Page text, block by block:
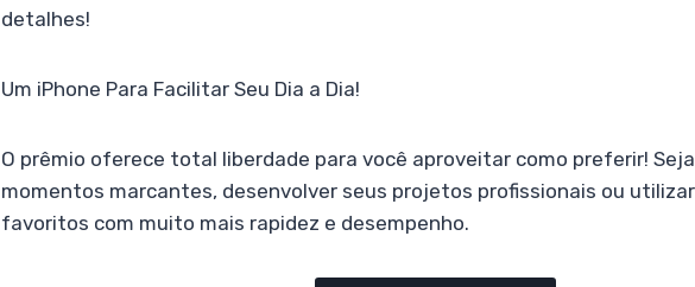
detalhes!
Um iPhone Para Facilitar Seu Dia a Dia!
O prêmio oferece total liberdade para você aproveitar como preferir!
momentos marcantes, desenvolver seus projetos profissionais ou
favoritos com muito mais rapidez e desempenho.